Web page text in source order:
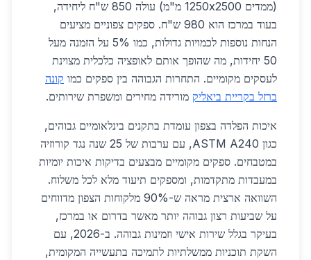
(ממדים 1250x2500 מ"מ) עולה 850 ש"ח ליחידה,
בעוד במרכז הוא 980 ש"ח. ספקים צפוניים מציעים
הנחות נוספות לכמויות גדולות, כמו 5% על הזמנה מעל
50 יחידות, מה שהופך אותם לאופציה כלכלית מצוינת
לעסקים מקומיים. התחרות הגבוהה בין ספקים כמו קונה
ברזל בקריית ביאליק מורידה מחירים ומשפרת שירותים.
איכות הפלדה בצפון עומדת בתקנים בינלאומיים גבוהים,
כגון ASTM A240, עם ערבות של 25 שנה נגד קורוזיה
במטבחים. ספקים מקומיים מבצעים בדיקות איכות יומיות
במעבדות מתקדמות, ומספקים תיעוד מלא לכל משלוח.
השוואה ארצית מראה ש-90% מלקוחות הצפון מדווחים
על שביעות רצון גבוהה יותר מאשר בדרום או במרכז,
בעיקר בגלל שירות אישי וזמינות גבוהה. ב-2026, עם
השקת תוכניות ממשלתיות לתמיכה בתעשייה המקומית,